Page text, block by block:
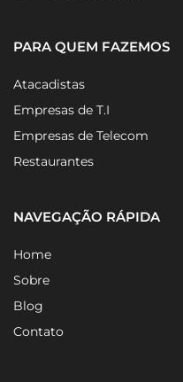
PARA QUEM FAZEMOS
Atacadistas
Empresas de T.I
Empresas de Telecom
Restaurantes
NAVEGAÇÃO RÁPIDA
Home
Sobre
Blog
Contato